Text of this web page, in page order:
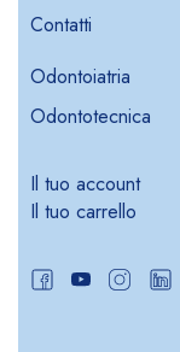
Contatti
Odontoiatria
Odontotecnica
Il tuo account
Il tuo carrello